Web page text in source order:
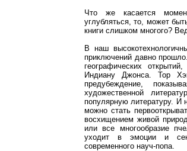
Что же касается
углубляться, то, может
книги слишком многого?
В наш
приключений давно
географических
Индиану Джонса. Тор
предубеждение,
художественной
популярную литературу. И
можно стать
восхищением живой
или все многообразие
уходит в эмоции и
современного науч-попа.